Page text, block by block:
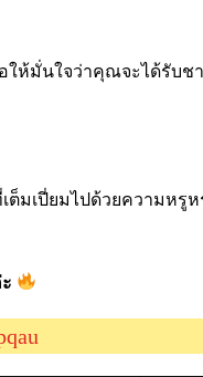
ให้มั่นใจว่าคุณจะได้รับ
ต็มเปี่ยมไปด้วยความห